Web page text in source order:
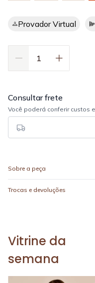
Provador Virtual
Sobre a peça
Trocas e devoluções
Vitrine da
semana